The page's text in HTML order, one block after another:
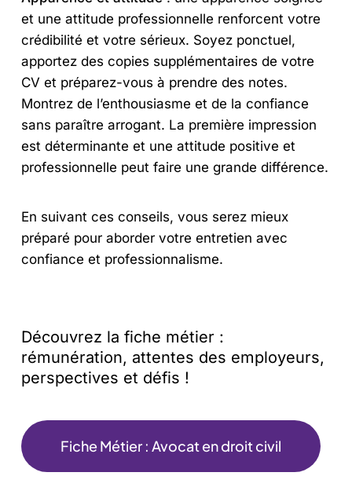
et une attitude professionnelle renforcent votre
crédibilité et votre sérieux. Soyez ponctuel,
apportez des copies supplémentaires de votre
CV et préparez-vous à prendre des notes.
Montrez de l’enthousiasme et de la confiance
sans paraître arrogant. La première impression
est déterminante et une attitude positive et
professionnelle peut faire une grande différence.
En suivant ces conseils, vous serez mieux
préparé pour aborder votre entretien avec
confiance et professionnalisme.
Découvrez la fiche métier :
rémunération, attentes des employeurs,
perspectives et défis !
Fiche Métier : Avocat en droit civil